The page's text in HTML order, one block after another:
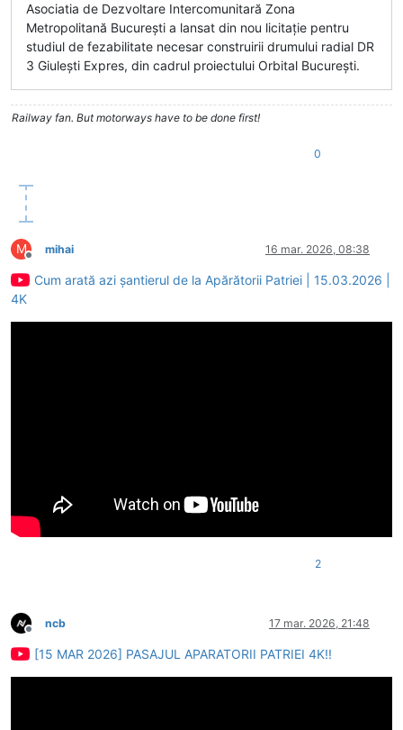
Asociatia de Dezvoltare Intercomunitară Zona
Metropolitană București a lansat din nou licitație pentru
studiul de fezabilitate necesar construirii drumului radial DR
3 Giulești Expres, din cadrul proiectului Orbital București.
Railway fan. But motorways have to be done first!
0
M
Deconectat
mihai 16 mar. 2026, 08:38
Cum arată azi șantierul de la Apărătorii Patriei | 15.03.2026 |
4K
2
Deconectat
ncb 17 mar. 2026, 21:48
[15 MAR 2026] PASAJUL APARATORII PATRIEI 4K!!